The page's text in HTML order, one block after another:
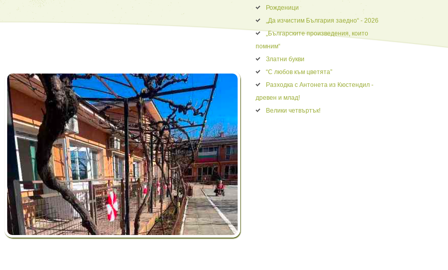
Рожденици
„Да изчистим България заедно“ - 2026
„Българските произведения, които
помним“
Златни букви
“С любов към цветята”
Разходка с Антонета из Кюстендил -
древен и млад!
Велики четвъртък!